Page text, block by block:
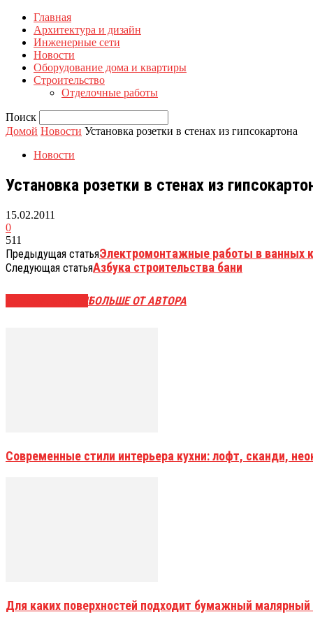
Главная
Архитектура и дизайн
Инженерные сети
Новости
Оборудование дома и квартиры
Строительство
Отделочные работы
Поиск
Домой Новости Установка розетки в стенах из гипсокартона
Новости
Установка розетки в стенах из
15.02.2011
0
511
Предыдущая статьяЭлектромонтажные работы в ванных
Следующая статьяАзбука строительства бани
БОЛЬШЕ ОТ АВТОРА
Современные стили интерьера кухни: лофт, сканди,
Для каких поверхностей подходит бумажный малярный